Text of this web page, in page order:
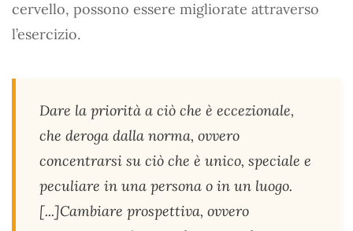
cervello, possono essere migliorate attraverso
l’esercizio.
Dare la priorità a ciò che è eccezionale,
che deroga dalla norma, ovvero
concentrarsi su ciò che è unico, speciale e
peculiare in una persona o in un luogo.
[...]Cambiare prospettiva, ovvero